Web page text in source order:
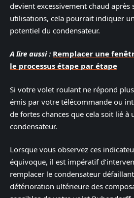
devient excessivement chaud après
utilisations, cela pourrait indiquer
potentiel du condensateur.
A lire aussi : Remplacer une
le processus étape par étape
Si votre volet roulant ne répond
émis par votre télécommande ou
de fortes chances que cela soit lié à
condensateur.
Lorsque vous observez ces
équivoque, il est impératif
remplacer le condensateur
détérioration ultérieure des